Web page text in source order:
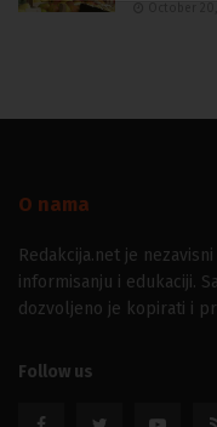
O nama
Redakcija.net je
informisanju i edukaciji.
dozvoljeno je kopirati i
Follow us